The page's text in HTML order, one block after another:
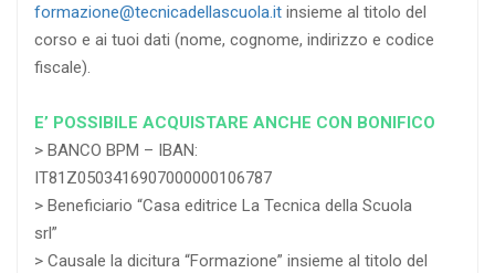
formazione@tecnicadellascuola.it insieme al titolo del
corso e ai tuoi dati (nome, cognome, indirizzo e codice
fiscale).
E’ POSSIBILE ACQUISTARE ANCHE CON BONIFICO
> BANCO BPM – IBAN:
IT81Z0503416907000000106787
> Beneficiario “Casa editrice La Tecnica della Scuola
srl”
> Causale la dicitura “Formazione” insieme al titolo del